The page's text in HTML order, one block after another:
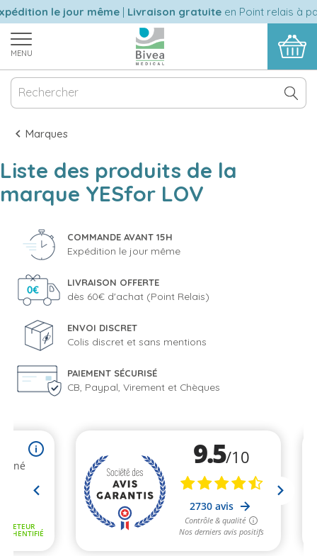
le jour même| Livraison gratuiteen Point relais à
MENU
Marques
Liste des produits de la
marque YESfor LOV
COMMANDE AVANT 15H
Expédition le jour même
LIVRAISON OFFERTE
dès 60€ d'achat (Point Relais)
ENVOI DISCRET
Colis discret et sans mentions
PAIEMENT SÉCURISÉ
CB, Paypal, Virement et Chèques